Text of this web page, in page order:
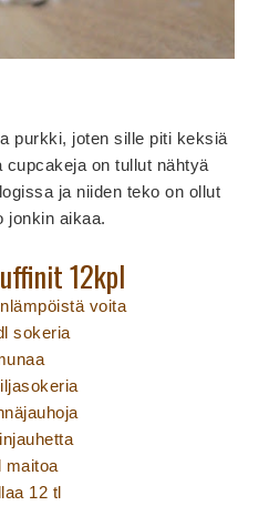
purkki, joten sille piti keksiä
on tullut nähtyä
ja niiden teko on ollut
jonkin aikaa.
12kpl
voita
sokeria
maitoa
12 tl